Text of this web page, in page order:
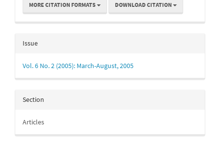
MORE CITATION FORMATS DOWNLOAD CITATION
Issue
Vol. 6 No. 2 (2005): March-August, 2005
Section
Articles